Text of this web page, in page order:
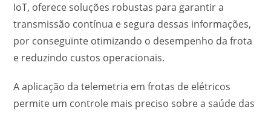
IoT, oferece soluções robustas para garantir a
transmissão contínua e segura dessas informações,
por conseguinte otimizando o desempenho da frota
e reduzindo custos operacionais.
A aplicação da telemetria em frotas de elétricos
permite um controle mais preciso sobre a saúde das